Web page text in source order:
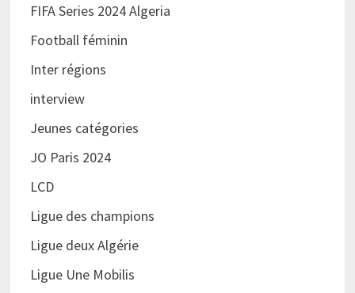
FIFA Series 2024 Algeria
Football féminin
Inter régions
interview
Jeunes catégories
JO Paris 2024
LCD
Ligue des champions
Ligue deux Algérie
Ligue Une Mobilis